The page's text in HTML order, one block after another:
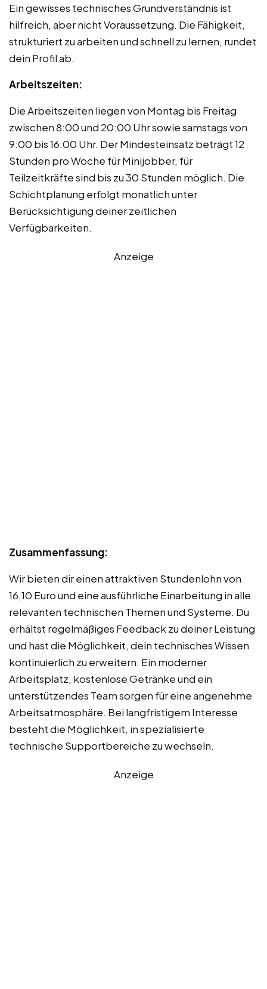
Ein gewisses technisches Grundverständnis ist
hilfreich, aber nicht Voraussetzung. Die Fähigkeit,
strukturiert zu arbeiten und schnell zu lernen, rundet
dein Profil ab.
Arbeitszeiten:
Die Arbeitszeiten liegen von Montag bis Freitag
zwischen 8:00 und 20:00 Uhr sowie samstags von
9:00 bis 16:00 Uhr. Der Mindesteinsatz beträgt 12
Stunden pro Woche für Minijobber, für
Teilzeitkräfte sind bis zu 30 Stunden möglich. Die
Schichtplanung erfolgt monatlich unter
Berücksichtigung deiner zeitlichen
Verfügbarkeiten.
Anzeige
Zusammenfassung:
Wir bieten dir einen attraktiven Stundenlohn von
16,10 Euro und eine ausführliche Einarbeitung in alle
relevanten technischen Themen und Systeme. Du
erhältst regelmäßiges Feedback zu deiner Leistung
und hast die Möglichkeit, dein technisches Wissen
kontinuierlich zu erweitern. Ein moderner
Arbeitsplatz, kostenlose Getränke und ein
unterstützendes Team sorgen für eine angenehme
Arbeitsatmosphäre. Bei langfristigem Interesse
besteht die Möglichkeit, in spezialisierte
technische Supportbereiche zu wechseln.
Anzeige